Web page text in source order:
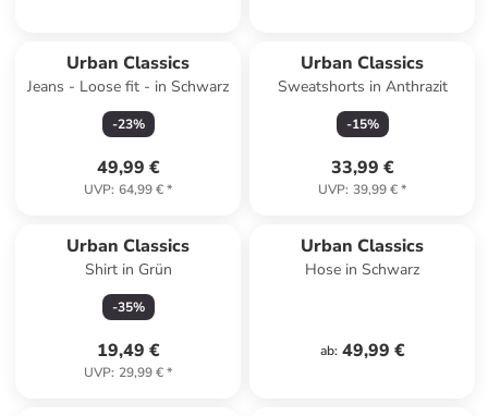
Urban Classics
Jeans - Loose fit - in Schwarz
-23%
49,99 €
UVP: 64,99 €*
Urban Classics
Sweatshorts in Anthrazit
-15%
33,99 €
UVP: 39,99 €*
Urban Classics
Shirt in Grün
-35%
19,49 €
UVP: 29,99 €*
Urban Classics
Hose in Schwarz
ab: 49,99 €